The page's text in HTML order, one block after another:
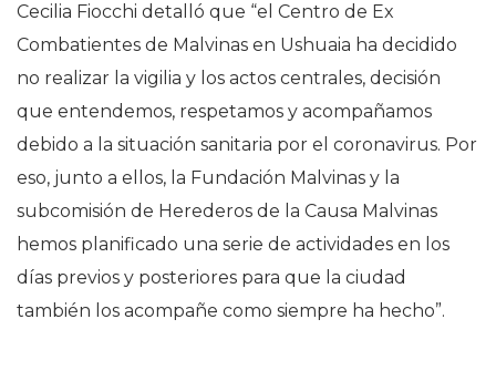
Cecilia Fiocchi detalló que “el Centro de Ex
Combatientes de Malvinas en Ushuaia ha decidido
no realizar la vigilia y los actos centrales, decisión
que entendemos, respetamos y acompañamos
debido a la situación sanitaria por el coronavirus. Por
eso, junto a ellos, la Fundación Malvinas y la
subcomisión de Herederos de la Causa Malvinas
hemos planificado una serie de actividades en los
días previos y posteriores para que la ciudad
también los acompañe como siempre ha hecho”.